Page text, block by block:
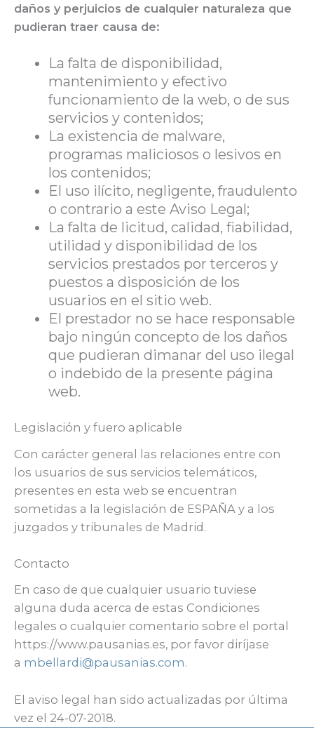
daños y perjuicios de cualquier naturaleza que
pudieran traer causa de:
La falta de disponibilidad,
mantenimiento y efectivo
funcionamiento de la web, o de sus
servicios y contenidos;
La existencia de malware,
programas maliciosos o lesivos en
los contenidos;
El uso ilícito, negligente, fraudulento
o contrario a este Aviso Legal;
La falta de licitud, calidad, fiabilidad,
utilidad y disponibilidad de los
servicios prestados por terceros y
puestos a disposición de los
usuarios en el sitio web.
El prestador no se hace responsable
bajo ningún concepto de los daños
que pudieran dimanar del uso ilegal
o indebido de la presente página
web.
Legislación y fuero aplicable
Con carácter general las relaciones entre con
los usuarios de sus servicios telemáticos,
presentes en esta web se encuentran
sometidas a la legislación de ESPAÑA y a los
juzgados y tribunales de Madrid.
Contacto
En caso de que cualquier usuario tuviese
alguna duda acerca de estas Condiciones
legales o cualquier comentario sobre el portal
https://www.pausanias.es, por favor diríjase
a mbellardi@pausanias.com.
El aviso legal han sido actualizadas por última
vez el 24-07-2018.